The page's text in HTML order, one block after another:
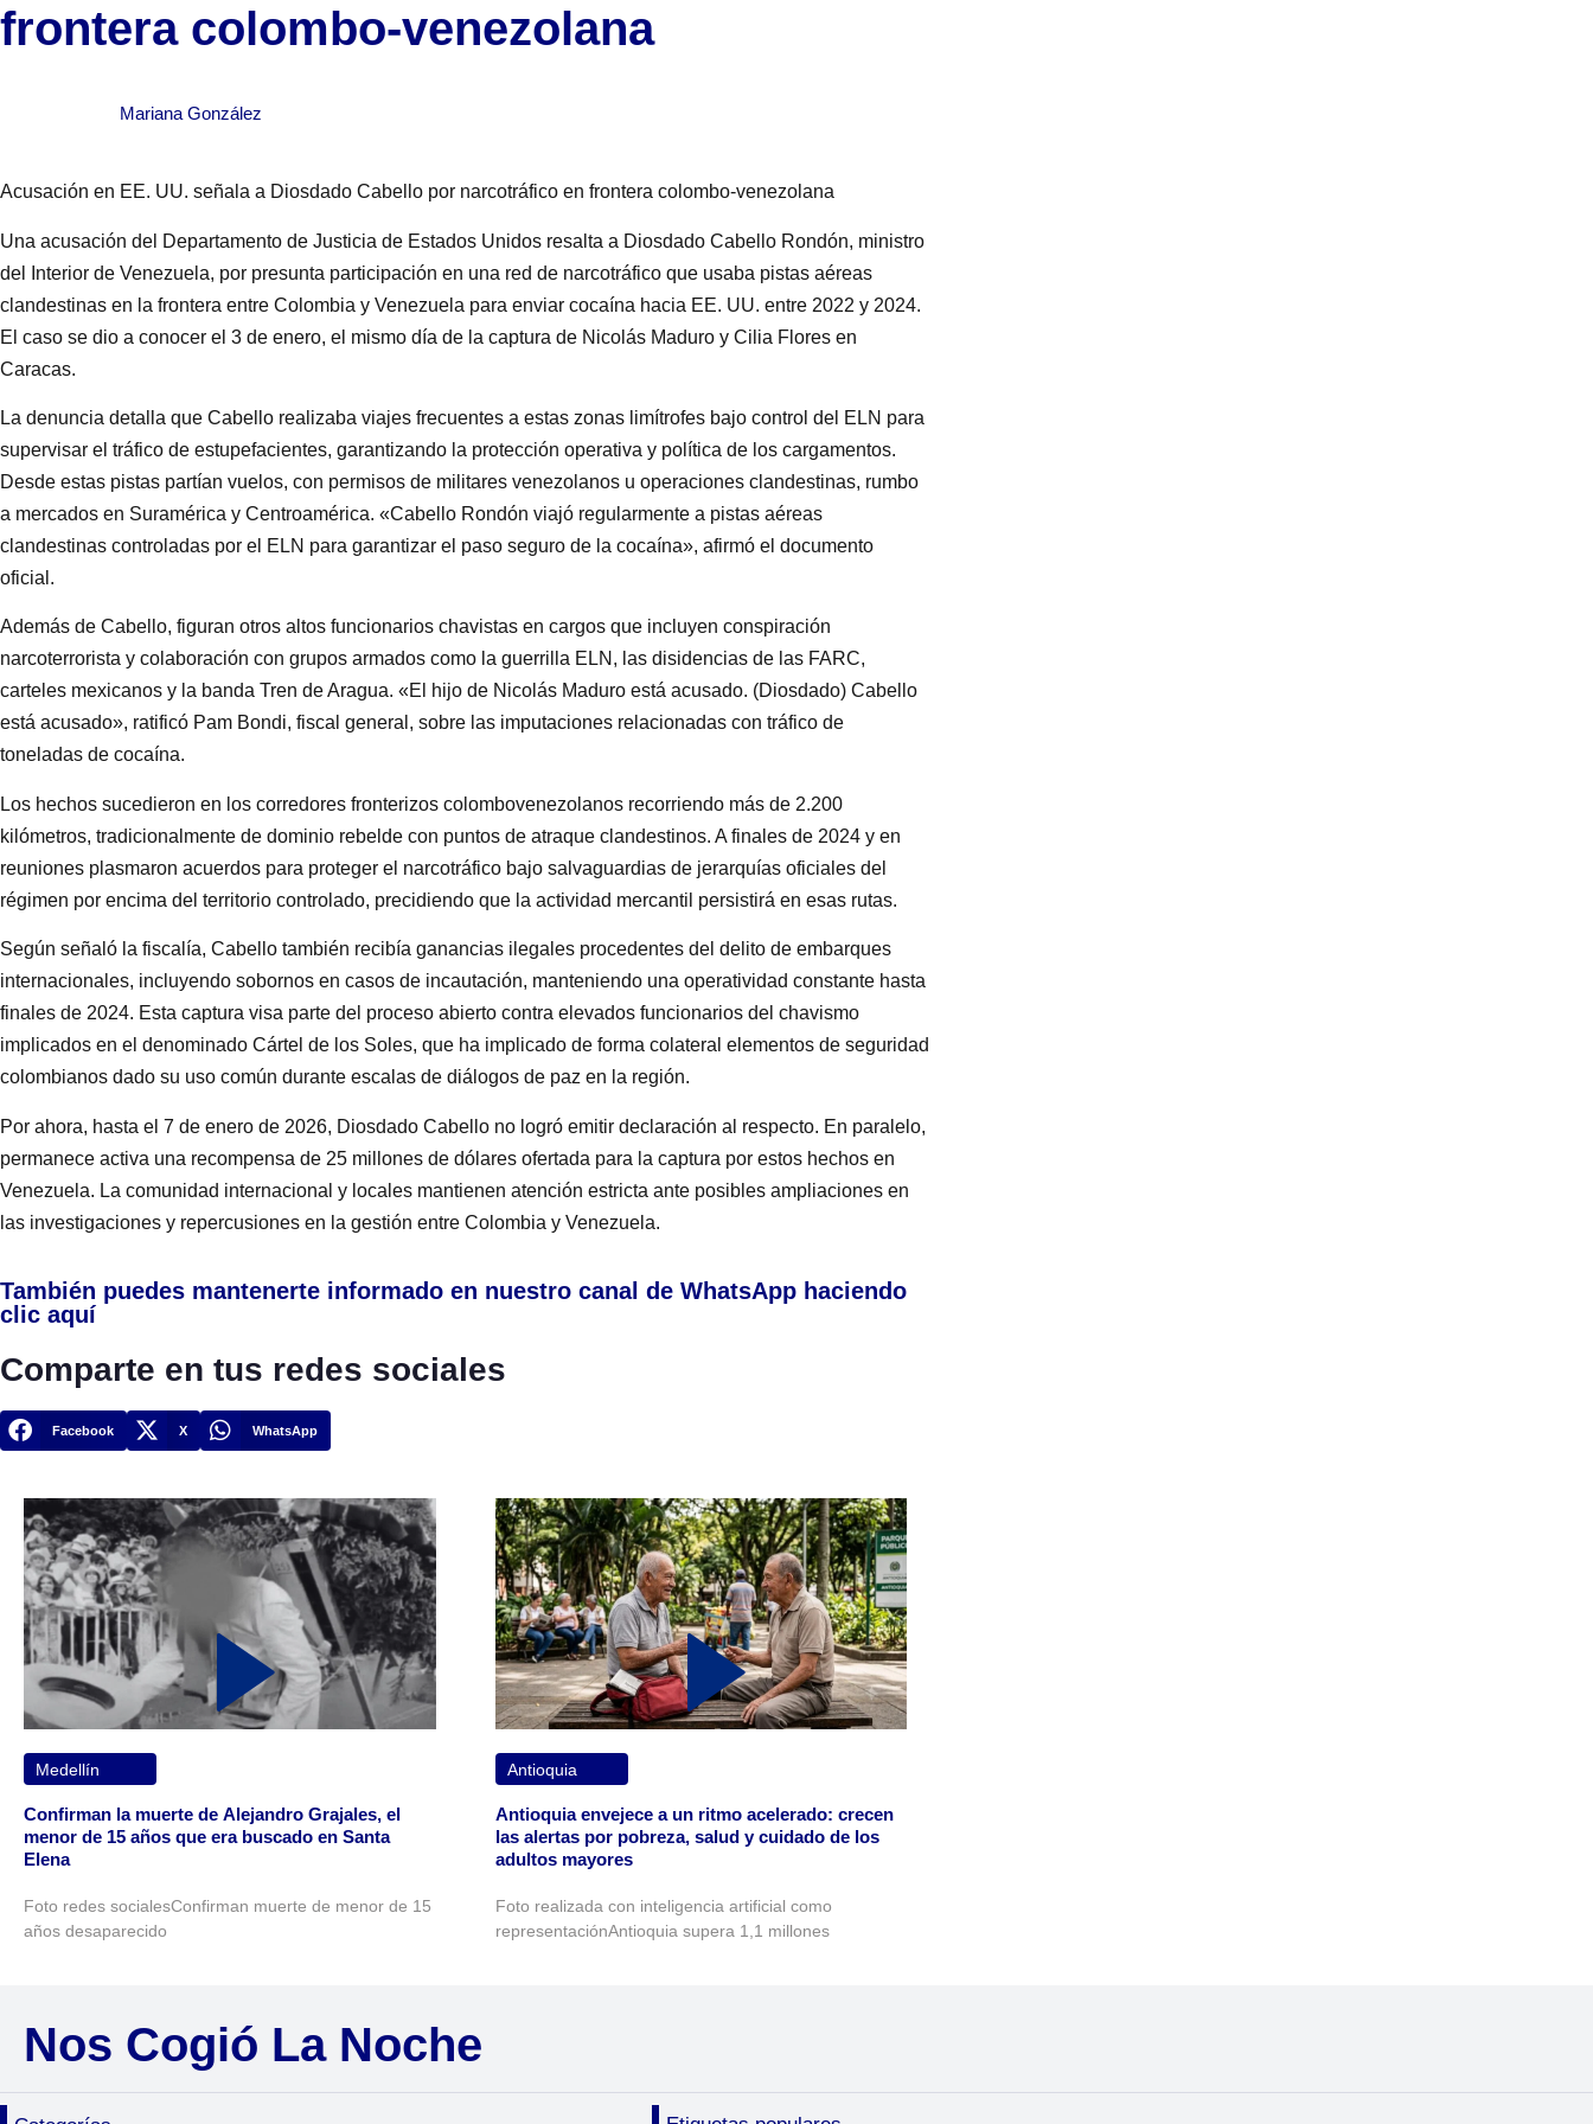
frontera colombo-venezolana
Mariana González
Acusación en EE. UU. señala a Diosdado Cabello por narcotráfico en frontera colombo-venezolana
Una acusación del Departamento de Justicia de Estados Unidos resalta a Diosdado Cabello Rondón, ministro
del Interior de Venezuela, por presunta participación en una red de narcotráfico que usaba pistas aéreas
clandestinas en la frontera entre Colombia y Venezuela para enviar cocaína hacia EE. UU. entre 2022 y 2024.
El caso se dio a conocer el 3 de enero, el mismo día de la captura de Nicolás Maduro y Cilia Flores en
Caracas.
La denuncia detalla que Cabello realizaba viajes frecuentes a estas zonas limítrofes bajo control del ELN para
supervisar el tráfico de estupefacientes, garantizando la protección operativa y política de los cargamentos.
Desde estas pistas partían vuelos, con permisos de militares venezolanos u operaciones clandestinas, rumbo
a mercados en Suramérica y Centroamérica. «Cabello Rondón viajó regularmente a pistas aéreas
clandestinas controladas por el ELN para garantizar el paso seguro de la cocaína», afirmó el documento
oficial.
Además de Cabello, figuran otros altos funcionarios chavistas en cargos que incluyen conspiración
narcoterrorista y colaboración con grupos armados como la guerrilla ELN, las disidencias de las FARC,
carteles mexicanos y la banda Tren de Aragua. «El hijo de Nicolás Maduro está acusado. (Diosdado) Cabello
está acusado», ratificó Pam Bondi, fiscal general, sobre las imputaciones relacionadas con tráfico de
toneladas de cocaína.
Los hechos sucedieron en los corredores fronterizos colombovenezolanos recorriendo más de 2.200
kilómetros, tradicionalmente de dominio rebelde con puntos de atraque clandestinos. A finales de 2024 y en
reuniones plasmaron acuerdos para proteger el narcotráfico bajo salvaguardias de jerarquías oficiales del
régimen por encima del territorio controlado, precidiendo que la actividad mercantil persistirá en esas rutas.
Según señaló la fiscalía, Cabello también recibía ganancias ilegales procedentes del delito de embarques
internacionales, incluyendo sobornos en casos de incautación, manteniendo una operatividad constante hasta
finales de 2024. Esta captura visa parte del proceso abierto contra elevados funcionarios del chavismo
implicados en el denominado Cártel de los Soles, que ha implicado de forma colateral elementos de seguridad
colombianos dado su uso común durante escalas de diálogos de paz en la región.
Por ahora, hasta el 7 de enero de 2026, Diosdado Cabello no logró emitir declaración al respecto. En paralelo,
permanece activa una recompensa de 25 millones de dólares ofertada para la captura por estos hechos en
Venezuela. La comunidad internacional y locales mantienen atención estricta ante posibles ampliaciones en
las investigaciones y repercusiones en la gestión entre Colombia y Venezuela.
También puedes mantenerte informado en nuestro canal de WhatsApp haciendo
clic aquí
Comparte en tus redes sociales
Facebook X WhatsApp
Medellín
Confirman la muerte de Alejandro Grajales, el
menor de 15 años que era buscado en Santa
Elena
Foto redes socialesConfirman muerte de menor de 15
años desaparecido
Antioquia
Antioquia envejece a un ritmo acelerado: crecen
las alertas por pobreza, salud y cuidado de los
adultos mayores
Foto realizada con inteligencia artificial como
representaciónAntioquia supera 1,1 millones
Nos Cogió La Noche